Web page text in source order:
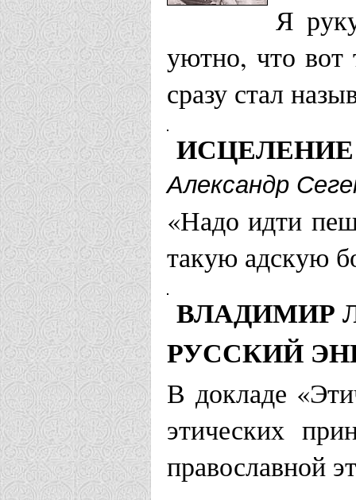
Я
уютно, что вот
сразу стал
ИСЦЕЛЕНИЕ
Александр
«Надо идти
такую адскую
ВЛАДИМИР
РУССКИЙ
В докладе
этических
православной